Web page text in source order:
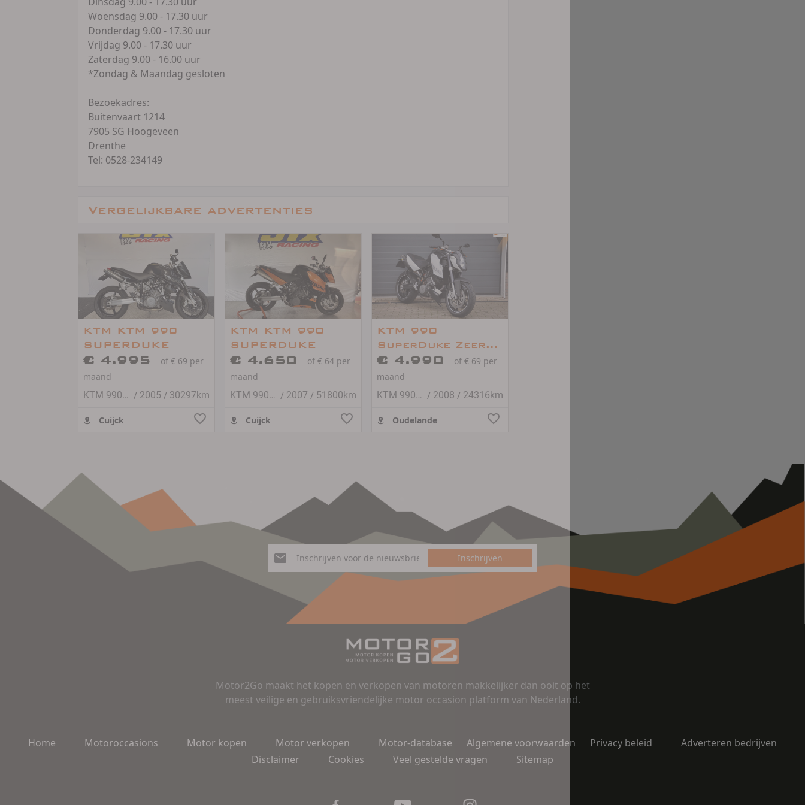
Woensdag 9.00 - 17.30 uur
Donderdag 9.00 - 17.30 uur
Vrijdag 9.00 - 17.30 uur
Zaterdag 9.00 - 16.00 uur
*Zondag & Maandag gesloten
Bezoekadres:
Buitenvaart 1214
7905 SG Hoogeveen
Drenthe
Tel: 0528-234149
Vergelijkbare advertenties
KTM KTM 990
SUPERDUKE
€ 4.995
of € 69 per
maand
KTM 990 Super Duke / 2005 / 30297km
Cuijck
KTM KTM 990
SUPERDUKE
€ 4.650
of € 64 per
maand
KTM 990 Super Duke / 2007 / 51800km
Cuijck
KTM 990
SuperDuke Zeer
nette motor!
€ 4.990
of € 69 per
maand
KTM 990 Super Duke / 2008 / 24316km
Oudelande
Inschrijven
Motor2Go maakt het kopen en verkopen van motoren makkelijker dan ooit op het
meest veilige en gebruiksvriendelijke motor occasion platform van Nederland.
Home Motoroccasions Motor kopen Motor verkopen Motor-database Algemene voorwaarden Privacy beleid
Adverteren bedrijven
Disclaimer
Cookies Veel gestelde vragen Sitemap